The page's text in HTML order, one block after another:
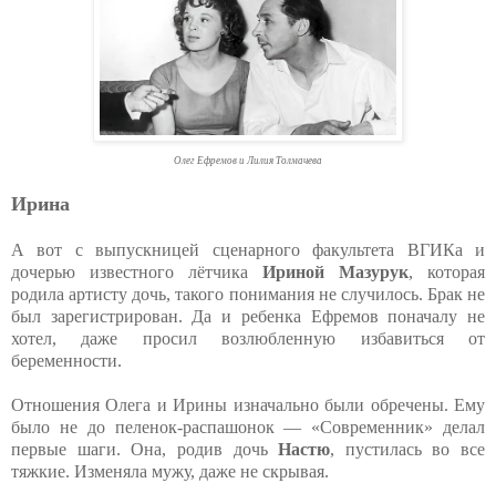
Олег Ефремов и Лилия Толмачева
Ирина
А вот с выпускницей сценарного факультета ВГИКа и
дочерью известно­го лётчика Ириной Мазурук, которая
родила артисту дочь, такого понимания не случилось. Брак не
был зарегистрирован. Да и ребенка Ефремов поначалу не
хотел, даже просил возлюбленную избавиться от
беременности.
Отношения Олега и Ирины изначально были обречены. Ему
было не до пеленок-распашонок — «Современник» делал
первые шаги. Она, родив дочьНастю, пустилась во все
тяжкие. Изменяла мужу, даже не скрывая.